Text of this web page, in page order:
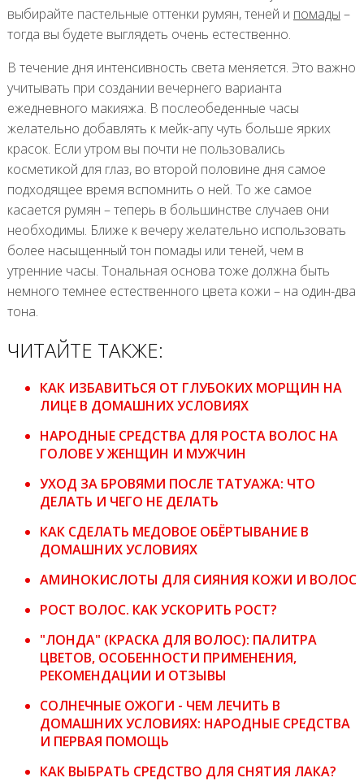
выбирайте пастельные оттенки румян, теней и помады –
тогда вы будете выглядеть очень естественно.
В течение дня интенсивность света меняется. Это важно
учитывать при создании вечернего варианта
ежедневного макияжа. В послеобеденные часы
желательно добавлять к мейк-апу чуть больше ярких
красок. Если утром вы почти не пользовались
косметикой для глаз, во второй половине дня самое
подходящее время вспомнить о ней. То же самое
касается румян – теперь в большинстве случаев они
необходимы. Ближе к вечеру желательно использовать
более насыщенный тон помады или теней, чем в
утренние часы. Тональная основа тоже должна быть
немного темнее естественного цвета кожи – на один-два
тона.
ЧИТАЙТЕ ТАКЖЕ:
КАК ИЗБАВИТЬСЯ ОТ ГЛУБОКИХ МОРЩИН НА
ЛИЦЕ В ДОМАШНИХ УСЛОВИЯХ
НАРОДНЫЕ СРЕДСТВА ДЛЯ РОСТА ВОЛОС НА
ГОЛОВЕ У ЖЕНЩИН И МУЖЧИН
УХОД ЗА БРОВЯМИ ПОСЛЕ ТАТУАЖА: ЧТО
ДЕЛАТЬ И ЧЕГО НЕ ДЕЛАТЬ
КАК СДЕЛАТЬ МЕДОВОЕ ОБЁРТЫВАНИЕ В
ДОМАШНИХ УСЛОВИЯХ
АМИНОКИСЛОТЫ ДЛЯ СИЯНИЯ КОЖИ И ВОЛОС
РОСТ ВОЛОС. КАК УСКОРИТЬ РОСТ?
"ЛОНДА" (КРАСКА ДЛЯ ВОЛОС): ПАЛИТРА
ЦВЕТОВ, ОСОБЕННОСТИ ПРИМЕНЕНИЯ,
РЕКОМЕНДАЦИИ И ОТЗЫВЫ
СОЛНЕЧНЫЕ ОЖОГИ - ЧЕМ ЛЕЧИТЬ В
ДОМАШНИХ УСЛОВИЯХ: НАРОДНЫЕ СРЕДСТВА
И ПЕРВАЯ ПОМОЩЬ
КАК ВЫБРАТЬ СРЕДСТВО ДЛЯ СНЯТИЯ ЛАКА?